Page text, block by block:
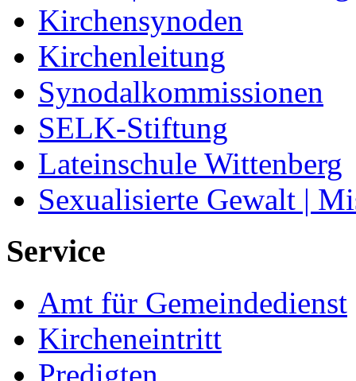
Kirchensynoden
Kirchenleitung
Synodalkommissionen
SELK-Stiftung
Lateinschule Wittenberg
Sexualisierte Gewalt |
Service
Amt für Gemeindedienst
Kircheneintritt
Predigten